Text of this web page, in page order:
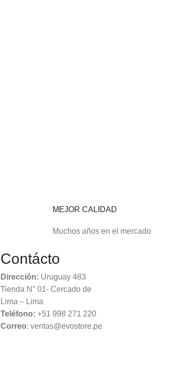
MEJOR CALIDAD
Muchos años en el mercado
Contácto
Dirección: Uruguay 483
Tienda N° 01- Cercado de
Lima – Lima
Teléfono: +51 998 271 220
Correo: ventas@evostore.pe